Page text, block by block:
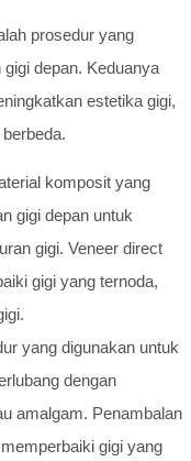
prosedur yang
depan. Keduanya
estetika gigi,
komposit yang
gigi depan untuk
gigi. Veneer direct
gigi yang ternoda,
yang digunakan untuk
dengan
amalgam. Penambalan
gigi yang